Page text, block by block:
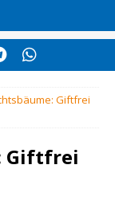
Giftfrei
Giftfrei